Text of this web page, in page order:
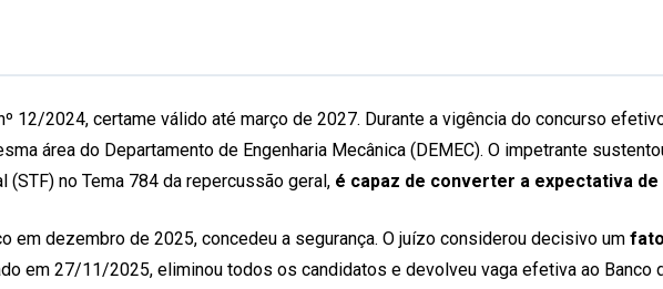
12/2024, certame válido até março de 2027. Durante a vigência do concurso
área do Departamento de Engenharia Mecânica (DEMEC). O impetrante
no Tema 784 da repercussão geral, é capaz de converter a expectativa
em dezembro de 2025, concedeu a segurança. O juízo considerou decisivo um
em 27/11/2025, eliminou todos os candidatos e devolveu vaga efetiva ao Banco